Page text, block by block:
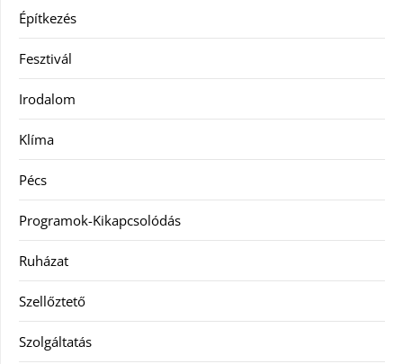
Építkezés
Fesztivál
Irodalom
Klíma
Pécs
Programok-Kikapcsolódás
Ruházat
Szellőztető
Szolgáltatás